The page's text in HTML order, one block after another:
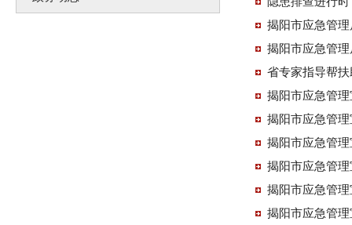
揭阳市应急管
揭阳市应急管
省专家指导帮
揭阳市应急管
揭阳市应急管
揭阳市应急管
揭阳市应急管
揭阳市应急管
揭阳市应急管